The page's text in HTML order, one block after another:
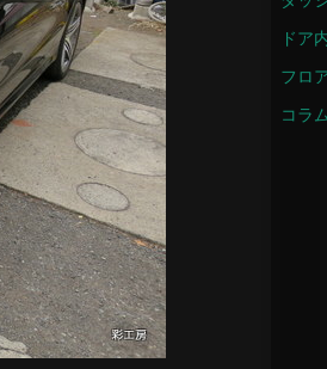
ドア
フロ
コラ